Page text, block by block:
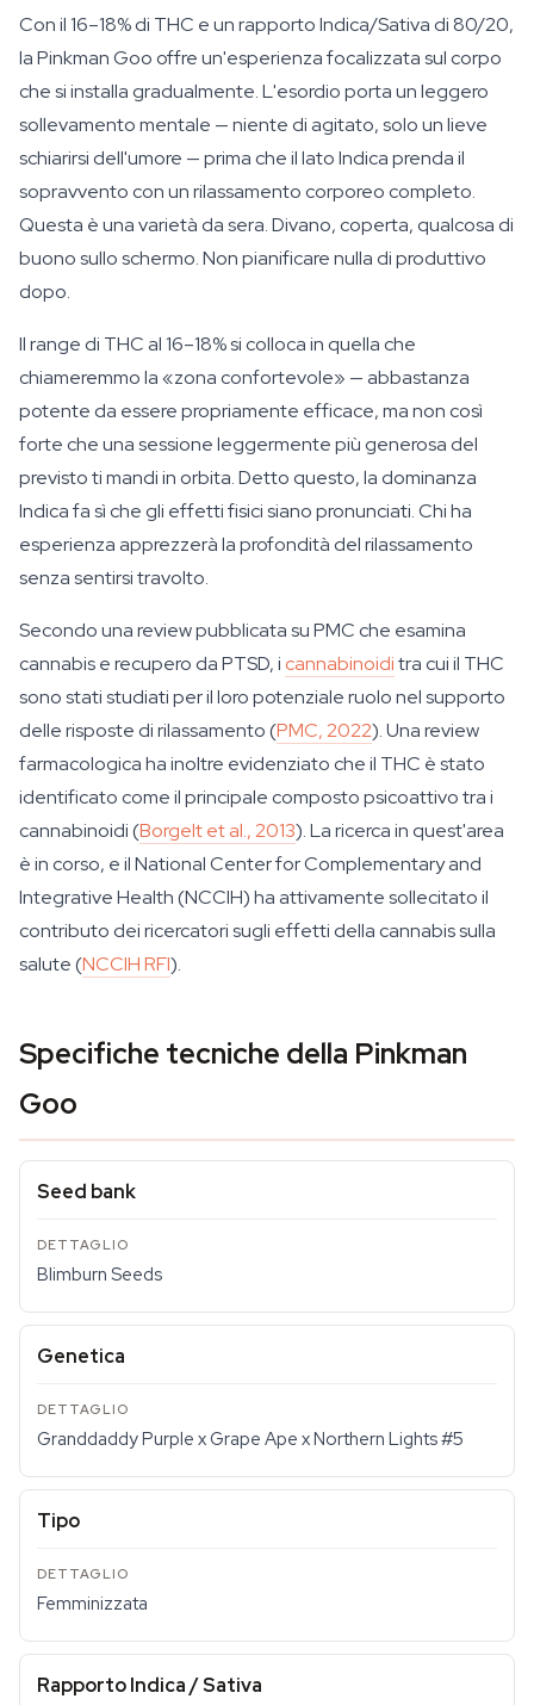
Con il 16–18% di THC e un rapporto Indica/Sativa di 80/20,
la Pinkman Goo offre un'esperienza focalizzata sul corpo
che si installa gradualmente. L'esordio porta un leggero
sollevamento mentale — niente di agitato, solo un lieve
schiarirsi dell'umore — prima che il lato Indica prenda il
sopravvento con un rilassamento corporeo completo.
Questa è una varietà da sera. Divano, coperta, qualcosa di
buono sullo schermo. Non pianificare nulla di produttivo
dopo.
Il range di THC al 16–18% si colloca in quella che
chiameremmo la «zona confortevole» — abbastanza
potente da essere propriamente efficace, ma non così
forte che una sessione leggermente più generosa del
previsto ti mandi in orbita. Detto questo, la dominanza
Indica fa sì che gli effetti fisici siano pronunciati. Chi ha
esperienza apprezzerà la profondità del rilassamento
senza sentirsi travolto.
Secondo una review pubblicata su PMC che esamina
cannabis e recupero da PTSD, i cannabinoiditra cui il THC
sono stati studiati per il loro potenziale ruolo nel supporto
delle risposte di rilassamento (PMC, 2022). Una review
farmacologica ha inoltre evidenziato che il THC è stato
identificato come il principale composto psicoattivo tra i
cannabinoidi (Borgelt et al., 2013). La ricerca in quest'area
è in corso, e il National Center for Complementary and
Integrative Health (NCCIH) ha attivamente sollecitato il
contributo dei ricercatori sugli effetti della cannabis sulla
salute (NCCIH RFI).
Specifiche tecniche della Pinkman
Goo
Seed bank
Blimburn Seeds
Genetica
Granddaddy Purple x Grape Ape x Northern Lights #5
Tipo
Femminizzata
Rapporto Indica / Sativa